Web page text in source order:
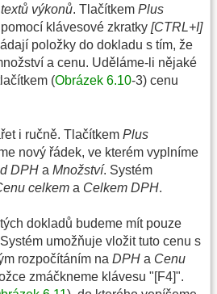
výkonů. Tlačítkem Plus
klávesové zkratky [CTRL+I]
položky do dokladu s tím, že
a cenu. Uděláme-li nějaké
(Obrázek 6.10-3) cenu
i ručně. Tlačítkem Plus
nový řádek, ve kterém vyplníme
DPH a Množství. Systém
celkem a Celkem DPH.
dokladů budeme mít pouze
umožňuje vložit tuto cenu s
rozpočítáním na DPH a Cenu
zmáčkneme klávesu "[F4]".